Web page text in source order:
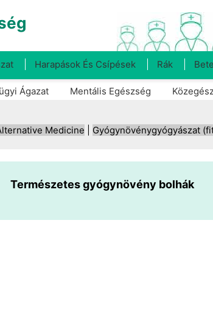
Harapások És Csípések Rák
Ágazat Mentális Egészség
Medicine Gyógynövénygyógyászat
Természetes gyógynövény bolhák